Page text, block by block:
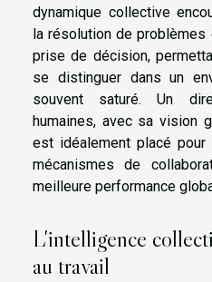
dynamique collective
la résolution de
prise de décision,
se distinguer dans un
souvent saturé. Un
humaines, avec sa vision
est idéalement placé
mécanismes de
meilleure performance
L'intelligence
au travail